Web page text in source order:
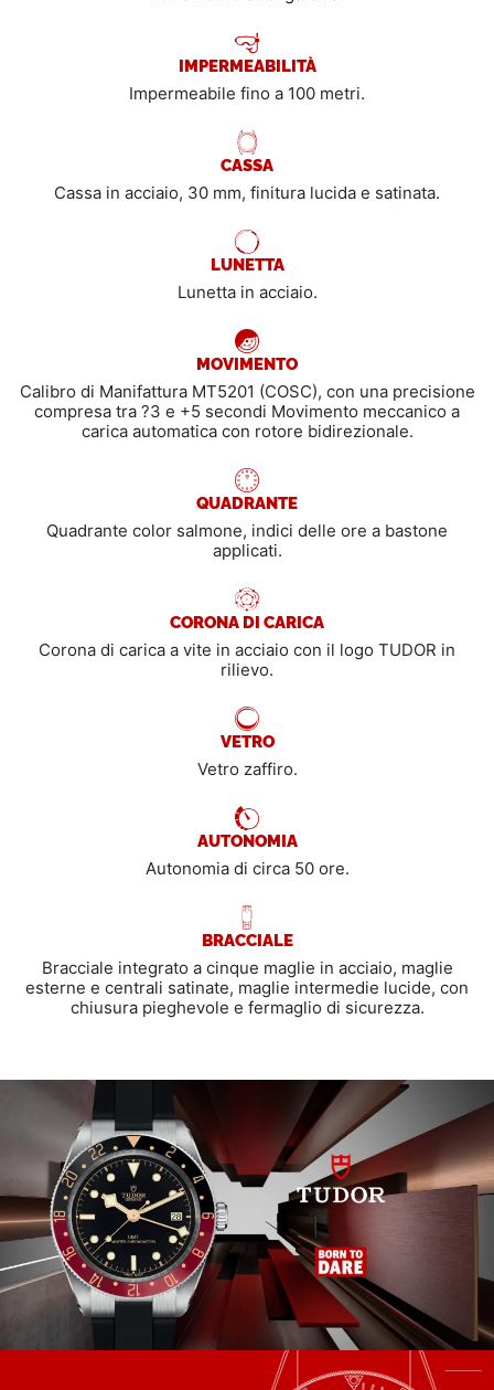
IMPERMEABILITÀ
Impermeabile fino a 100 metri.
CASSA
Cassa in acciaio, 30 mm, finitura lucida e satinata.
LUNETTA
Lunetta in acciaio.
MOVIMENTO
Calibro di Manifattura MT5201 (COSC), con una precisione
compresa tra ?3 e +5 secondi Movimento meccanico a
carica automatica con rotore bidirezionale.
QUADRANTE
Quadrante color salmone, indici delle ore a bastone
applicati.
CORONA DI CARICA
Corona di carica a vite in acciaio con il logo TUDOR in
rilievo.
VETRO
Vetro zaffiro.
AUTONOMIA
Autonomia di circa 50 ore.
BRACCIALE
Bracciale integrato a cinque maglie in acciaio, maglie
esterne e centrali satinate, maglie intermedie lucide, con
chiusura pieghevole e fermaglio di sicurezza.